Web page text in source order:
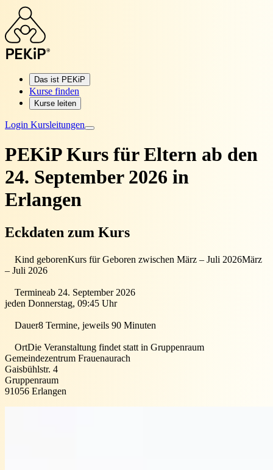
Das ist PEKiP
Kurse finden
Kurse leiten
Login Kursleitungen
PEKiP Kurs für Eltern ab den
24. September 2026 in
Erlangen
Eckdaten zum Kurs
Kind geborenKurs für Geboren zwischen März – Juli 2026März
– Juli 2026
Termineab 24. September 2026
jeden Donnerstag, 09:45 Uhr
Dauer8 Termine, jeweils 90 Minuten
OrtDie Veranstaltung findet statt in Gruppenraum
Gemeindezentrum Frauenaurach
Gaisbühlstr. 4
Gruppenraum
91056 Erlangen